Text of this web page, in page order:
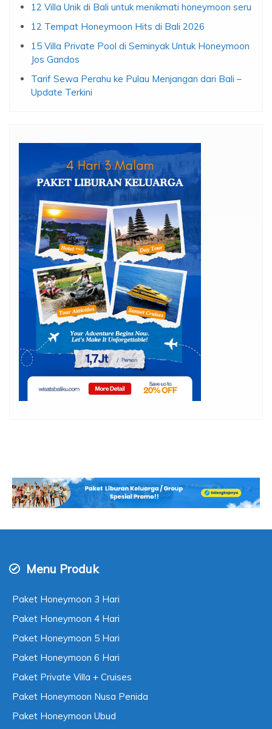
12 Villa Unik di Bali untuk menikmati honeymoon seru
12 Tempat Honeymoon Hits di Bali 2026
15 Villa Private Pool di Seminyak Untuk Honeymoon
Jos Gandos
Tarif Sewa Perahu ke Pulau Menjangan dari Bali –
Update Terkini
Menu Produk
Paket Honeymoon 3 Hari
Paket Honeymoon 4 Hari
Paket Honeymoon 5 Hari
Paket Honeymoon 6 Hari
Paket Private Villa + Cruises
Paket Honeymoon Nusa Penida
Paket Honeymoon Ubud